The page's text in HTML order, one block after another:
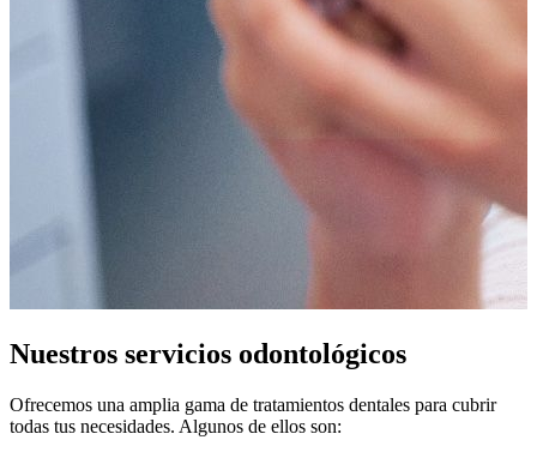
Nuestros servicios odontológicos
Ofrecemos una amplia gama de tratamientos dentales para cubrir
todas tus necesidades. Algunos de ellos son: